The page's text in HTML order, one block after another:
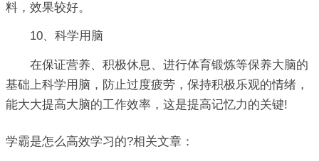
料，效果较好。
10、科学用脑
在保证营养、积极休息、进行体育锻炼等保养大脑的
基础上科学用脑，防止过度疲劳，保持积极乐观的情绪，
能大大提高大脑的工作效率，这是提高记忆力的关键!
学霸是怎么高效学习的?相关文章：